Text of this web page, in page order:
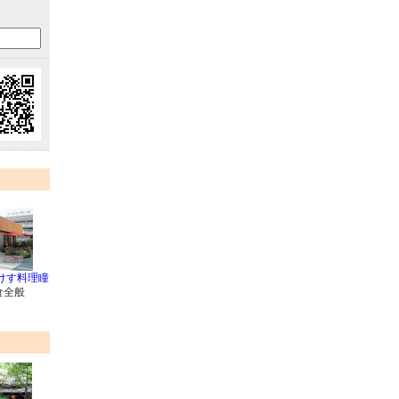
す料理瞳
全般